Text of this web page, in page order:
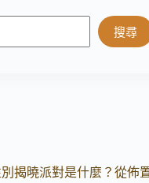
搜尋
別揭曉派對是什麼？從佈